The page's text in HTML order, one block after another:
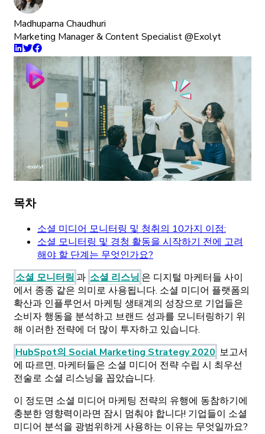
Madhuparna Chaudhuri
Marketing Manager & Content Specialist @Exolyt
목차
소셜 미디어 모니터링 및 청취의 10가지 이점:
소셜 모니터링 및 경청 활동을 시작하기 전에 고려
해야 할 단계는 무엇인가요?
소셜 모니터링과 소셜 리스닝 은 디지털 마케터들 사이
에서 종종 같은 의미로 사용됩니다. 소셜 미디어 플랫폼의
확산과 인플루언서 마케팅 생태계의 성장으로 기업들은
소비자 행동을 분석하고 브랜드 성과를 모니터링하기 위
해 이러한 전략에 더 많이 투자하고 있습니다.
HubSpot의 Social Marketing Strategy 2020 보고서
에 따르면, 마케터들은 소셜 미디어 전략 수립 시 최우선
전술로 소셜 리스닝을 꼽았습니다.
이 정도면 소셜 미디어 마케팅 전략의 유행에 동참하기에
충분한 영향력이라면 잠시 멈춰야 합니다! 기업들이 소셜
미디어 분석을 광범위하게 사용하는 이유는 무엇일까요?